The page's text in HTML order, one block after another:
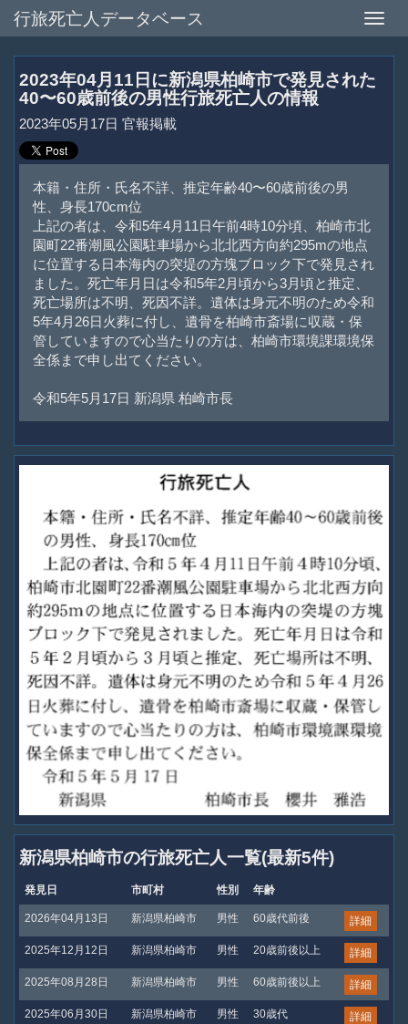
Toggle
行旅死亡人データベース
2023年04月11日に新潟県柏崎市で発見された
40〜60歳前後の男性行旅死亡人の情報
2023年05月17日 官報掲載
本籍・住所・氏名不詳、推定年齢40〜60歳前後の男
性、身長170cm位
上記の者は、令和5年4月11日午前4時10分頃、柏崎市北
園町22番潮風公園駐車場から北北西方向約295mの地点
に位置する日本海内の突堤の方塊ブロック下で発見され
ました。死亡年月日は令和5年2月頃から3月頃と推定、
死亡場所は不明、死因不詳。遺体は身元不明のため令和
5年4月26日火葬に付し、遺骨を柏崎市斎場に収蔵・保
管していますので心当たりの方は、柏崎市環境課環境保
全係まで申し出てください。
令和5年5月17日 新潟県 柏崎市長
新潟県柏崎市の行旅死亡人一覧(最新5件)
発見日 市町村 性別 年齢
2026年04月13日 新潟県柏崎市 男性 60歳代前後 詳細
2025年12月12日 新潟県柏崎市 男性 20歳前後以上 詳細
2025年08月28日 新潟県柏崎市 男性 60歳前後以上 詳細
2025年06月30日 新潟県柏崎市 男性 30歳代 詳細